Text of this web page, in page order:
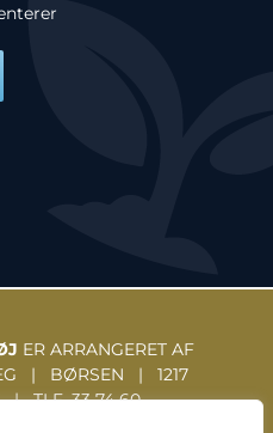
ER ARRANGERET AF
| BØRSEN | 1217
| TLF. 33 74 60